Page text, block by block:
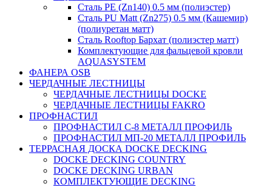
Сталь PE (Zn140) 0.5 мм (полиэстер)
Сталь PU Matt (Zn275) 0.5 мм (Кашемир)
(полиуретан матт)
Сталь Rooftop Бархат (полиэстер матт)
Комплектующие для фальцевой кровли
AQUASYSTEM
ФАНЕРА OSB
ЧЕРДАЧНЫЕ ЛЕСТНИЦЫ
ЧЕРДАЧНЫЕ ЛЕСТНИЦЫ DOCKE
ЧЕРДАЧНЫЕ ЛЕСТНИЦЫ FAKRO
ПРОФНАСТИЛ
ПРОФНАСТИЛ C-8 МЕТАЛЛ ПРОФИЛЬ
ПРОФНАСТИЛ МП-20 МЕТАЛЛ ПРОФИЛЬ
ТЕРРАСНАЯ ДОСКА DOCKE DECKING
DOCKE DECKING COUNTRY
DOCKE DECKING URBAN
КОМПЛЕКТУЮЩИЕ DECKING